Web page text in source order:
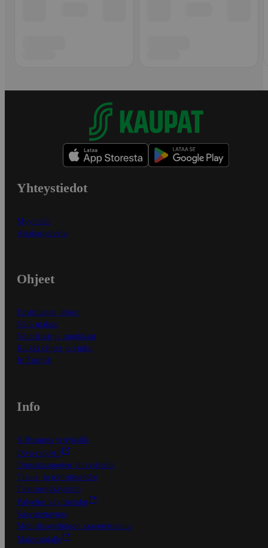
Yhteystiedot
Myymälät
Asiakaspalvelu
Ohjeet
Ensitilaajan ohjeet
Näin maksat
Näin tilaat ja muokkaat
Kaikki ohjeet ja vinkit
In English
Info
S-Business yrityksille
Oiva-raportit
Osuuskauppojen yhteystiedot
Tilaus- ja toimitusehdot
Tietosuojakäytäntö
Palvelun käyttöehdot
Saavutettavuus
Mobiilisovelluksen saavutettavuus
Mainostajalle